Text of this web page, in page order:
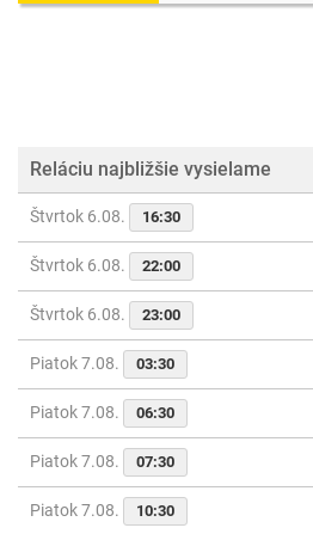
Reláciu najbližšie vysielame
Štvrtok 6.08. 16:30
Štvrtok 6.08. 22:00
Štvrtok 6.08. 23:00
Piatok 7.08. 03:30
Piatok 7.08. 06:30
Piatok 7.08. 07:30
Piatok 7.08. 10:30